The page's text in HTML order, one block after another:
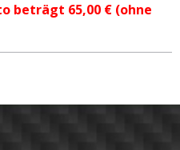
beträgt 65,00 € (ohne